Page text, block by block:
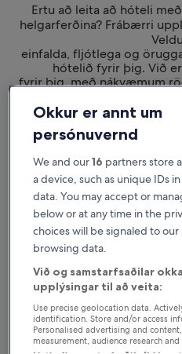
Ertu að leita að hóteli
helgarferðina? Frábærri
einfalda, fljótlega og
hótelið fyrir þig. Við
fyrir þig, með nákvæmum
ekki nóg
finnir stað sem þér líkar við.
Í boði á iOS
Okkur er annt um
persónuvernd
We and our16 partners store
a device, such as unique IDs
data. You may accept or
below or at any time in the
choices will be signaled to
browsing data.
Við og samstarfsaðilar
upplýsingar til að veita:
Use precise geolocation data.
identification. Store and/or access
Personalised advertising and
measurement, audience research